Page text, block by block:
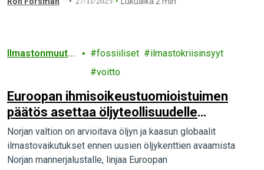
Ilmastonmuuto
fossiiliset
ilmastokriisinsyyt
voitto
Euroopan ihmisoikeustuomioistuimen
päätös asettaa öljyteollisuudelle
ilmastorajat
Norjan valtion on arvioitava öljyn ja kaasun globaalit
ilmastovaikutukset ennen uusien öljykenttien avaamista
Norjan mannerjalustalle, linjaa Euroopan